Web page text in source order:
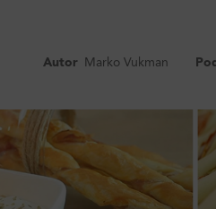
Autor Marko Vukman